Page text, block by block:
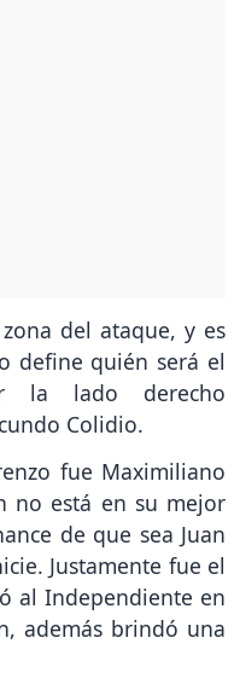
del ataque, y es
define quién será el
la lado derecho
Colidio.
fue Maximiliano
no está en su mejor
de que sea Juan
Justamente fue el
al Independiente en
además brindó una